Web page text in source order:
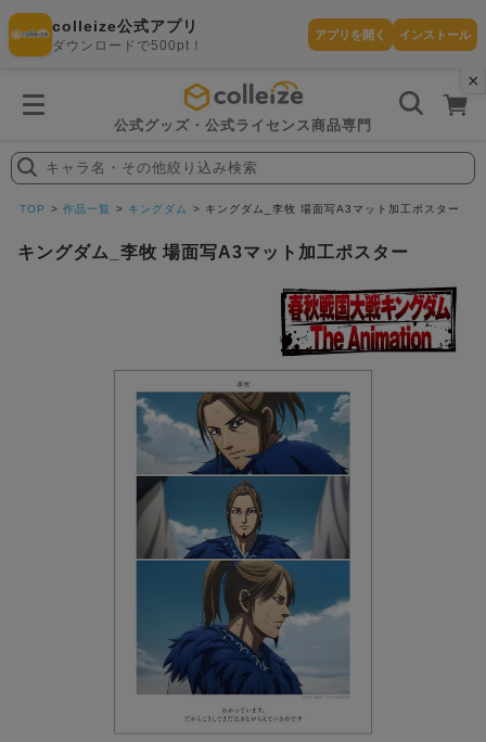
×
colleize公式アプリ
ダウンロードで500pt！
アプリを開く インストール
公式グッズ・公式ライセンス商品専門
探
す
キャラ名・その他絞り込み検索
TOP 作品一覧 キングダム キングダム_李牧 場面写A3マット加工ポスター
キングダム_李牧 場面写A3マット加工ポスター